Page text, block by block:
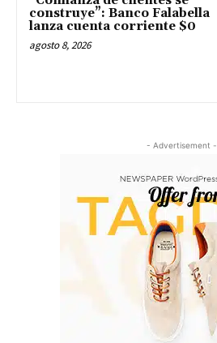
construye”: Banco Falabella
lanza cuenta corriente $0
agosto 8, 2026
- Advertisement -